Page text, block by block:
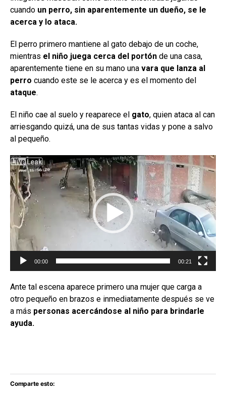
cuando un perro, sin aparentemente un dueño, se le
acerca y lo ataca.
El perro primero mantiene al gato debajo de un coche,
mientras el niño juega cerca del portón de una casa,
aparentemente tiene en su mano una vara que lanza al
perro cuando este se le acerca y es el momento del
ataque.
El niño cae al suelo y reaparece el gato, quien ataca al can
arriesgando quizá, una de sus tantas vidas y pone a salvo
al pequeño.
R
e
p
r
o
d
u
t
o
r
d
e
e
00:00 00:21
Ante tal escena aparece primero una mujer que carga a
otro pequeño en brazos e inmediatamente después se ve
a más personas acercándose al niño para brindarle
ayuda.
Comparte esto: